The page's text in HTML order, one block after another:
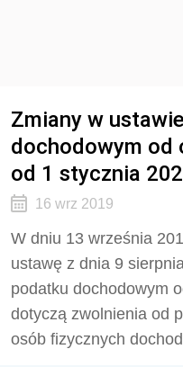
Zmiany w
dochodowym od
od 1 stycznia
16 wrz 2019
W dniu 13 września
ustawę z dnia 9
podatku dochodowym
dotyczą zwolnienia od
osób fizycznych